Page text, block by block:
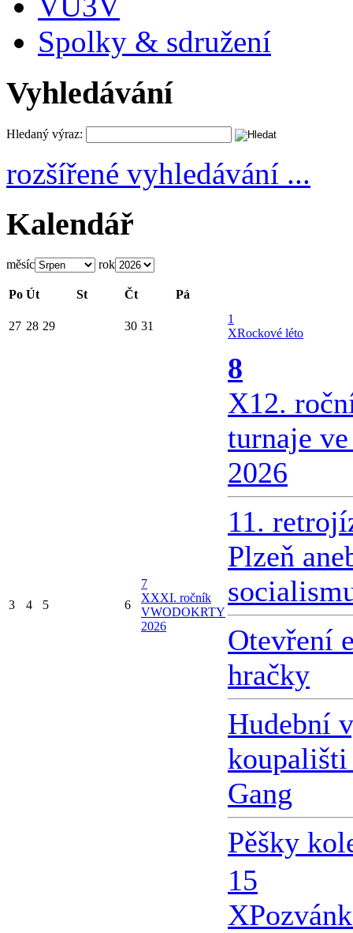
Spolky & sdružení
Vyhledávání
Hledaný výraz:
rozšířené vyhledávání ...
Kalendář
měsíc rok
Po Út St Čt Pá
27 28 29 30 31
1
XRockové léto
3 4 5 6
7
XXXI. ročník
VWODOKRTY
2026
8
X12.
turnaje
2026
11.
Plzeň
Otevření
hračky
Hudební
Gang
Pěšky
15
X